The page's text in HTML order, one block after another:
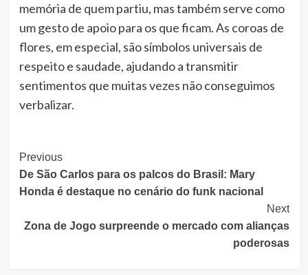
memória de quem partiu, mas também serve como
um gesto de apoio para os que ficam. As coroas de
flores, em especial, são símbolos universais de
respeito e saudade, ajudando a transmitir
sentimentos que muitas vezes não conseguimos
verbalizar.
Post
Navigation
Previous
De São Carlos para os palcos do Brasil: Mary
Honda é destaque no cenário do funk nacional
Next
Zona de Jogo surpreende o mercado com alianças
poderosas